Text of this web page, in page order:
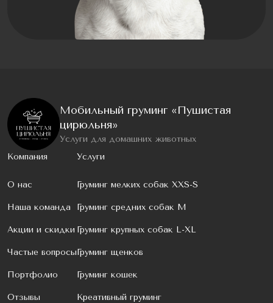
Мобильный груминг «Пушистая
цирюльня»
Услуги для домашних животных
Компания
О нас
Наша команда
Акции и скидки
Частые вопросы
Портфолио
Отзывы
Услуги
Груминг мелких собак XXS-S
Груминг средних собак M
Груминг крупных собак L-XL
Груминг щенков
Груминг кошек
Креативный груминг